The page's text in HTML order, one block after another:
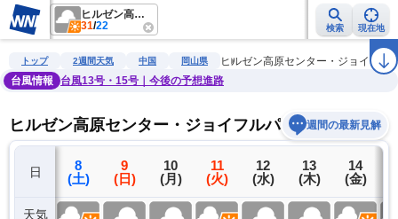
ヒルゼン高原センター・ジョイフルパーク
31/22 検索 現在地
雨雲レーダー 台風情報 地震情報 警報・注意報 2週間天気 ラ
トップ 2週間天気 中国 岡山県
ヒルゼン高原センター・ジョイフル
台風情報
台風13号・15号｜今後の予想進路
ヒルゼン高原センター・ジョイフルパークの2週間天
週間の最新見解
日
天気
7
(金)
8
(土)
9
(日)
10
(月)
11
(火)
12
(水)
13
(木)
14
(金)